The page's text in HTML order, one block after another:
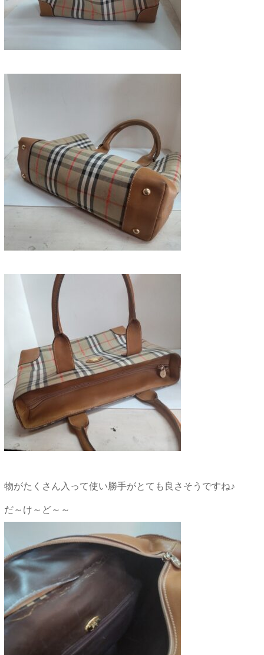
物がたくさん入って使い勝手がとても良さそうですね♪
だ～け～ど～～